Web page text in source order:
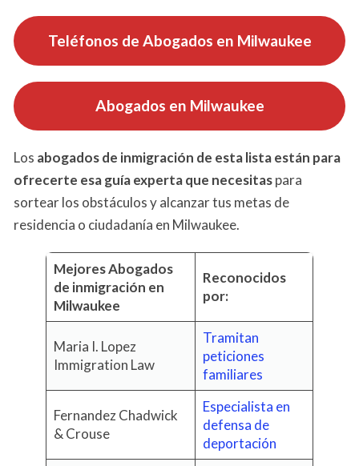
Teléfonos de Abogados en Milwaukee
Abogados en Milwaukee
Los abogados de inmigración de esta lista están para
ofrecerte esa guía experta que necesitaspara
sortear los obstáculos y alcanzar tus metas de
residencia o ciudadanía en Milwaukee.
Mejores Abogados
de inmigración en
Milwaukee
Reconocidos
por:
Maria I. Lopez
Immigration Law
Tramitan
peticiones
familiares
Fernandez Chadwick
& Crouse
Especialista en
defensa de
deportación